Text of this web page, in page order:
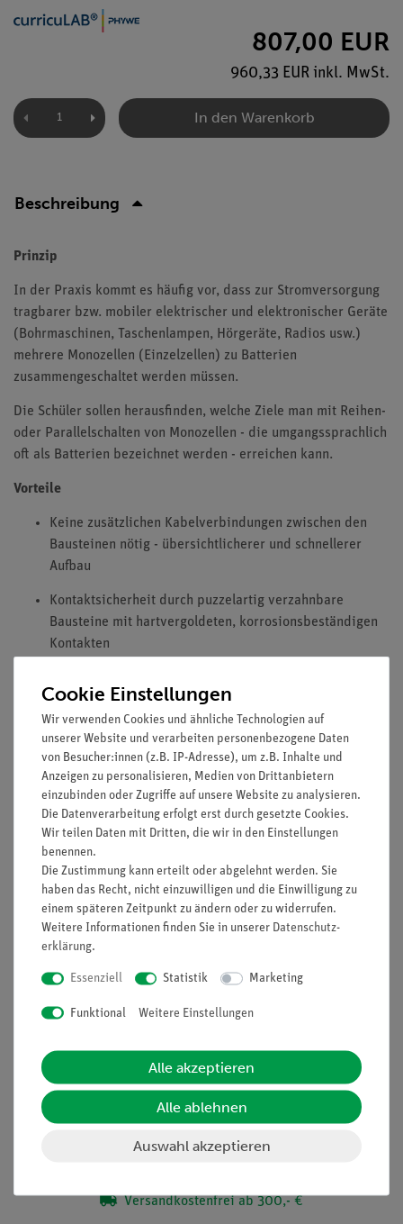
807,00 EUR
960,33 EUR inkl. MwSt.
In den Warenkorb
Beschreibung
Prinzip
In der Praxis kommt es häufig vor, dass zur Stromversorgung
tragbarer bzw. mobiler elektrischer und elektronischer Geräte
(Bohrmaschinen, Taschenlampen, Hörgeräte, Radios usw.)
mehrere Monozellen (Einzelzellen) zu Batterien
zusammengeschaltet werden müssen.
Die Schüler sollen herausfinden, welche Ziele man mit Reihen-
oder Parallelschalten von Monozellen - die umgangssprachlich
oft als Batterien bezeichnet werden - erreichen kann.
Vorteile
Keine zusätzlichen Kabelverbindungen zwischen den
Bausteinen nötig - übersichtlicherer und schnellerer
Aufbau
Kontaktsicherheit durch puzzelartig verzahnbare
Bausteine mit hartvergoldeten, korrosionsbeständigen
Kontakten
Ober- und reele Bauteile auf der Unterseite sichtbar
Zukunftsorientiert unterrichten: Einbindung von
Sensoren (Cobra SMARTsense) in den digitalen
naturwissenschaftlichen Unterricht mit der kostenlosen
measureAPP
Aufgaben
Was kann man durch Reihen- und Parallelschalten von
Spannungsquellen erreichen?
Schalte zwei Batterien in Reihe und danach parallel und
untersuche, wie sich das auf die Spannung und auf die
Lieferumfang
Media / Downloads
Versandkostenfrei ab 300,- €
Cookie Einstellungen
Wir verwenden Cookies und ähnliche Technologien auf
unserer Website und verarbeiten personenbezogene Daten
von Besucher:innen (z.B. IP-Adresse), um z.B. Inhalte und
Anzeigen zu personalisieren, Medien von Drittanbietern
einzubinden oder Zugriffe auf unsere Website zu analysieren.
Die Datenverarbeitung erfolgt erst durch gesetzte Cookies.
Wir teilen Daten mit Dritten, die wir in den Einstellungen
benennen.
Die Zustimmung kann erteilt oder abgelehnt werden. Sie
haben das Recht, nicht einzuwilligen und die Einwilligung zu
einem späteren Zeitpunkt zu ändern oder zu widerrufen.
Weitere Informationen finden Sie in unserer Daten­schutz­
erklärung.
Essenziell Statistik Marketing
Funktional Weitere Einstellungen
Alle akzeptieren
Alle ablehnen
Auswahl akzeptieren